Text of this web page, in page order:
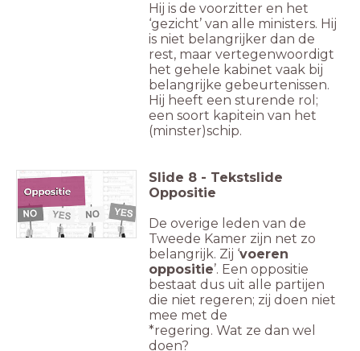
Hij is de voorzitter en het
‘gezicht’ van alle ministers. Hij
is niet belangrijker dan de
rest, maar vertegenwoordigt
het gehele kabinet vaak bij
belangrijke gebeurtenissen.
Hij heeft een sturende rol;
een soort kapitein van het
(minster)schip.
Slide 8 - Tekstslide
Oppositie
De overige leden van de
Tweede Kamer zijn net zo
belangrijk. Zij ‘voeren
oppositie’. Een oppositie
bestaat dus uit alle partijen
die niet regeren; zij doen niet
mee met de
*regering. Wat ze dan wel
doen?